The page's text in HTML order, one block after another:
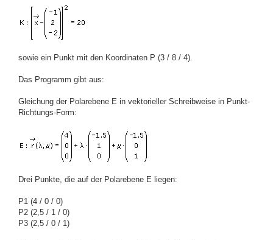
sowie ein Punkt mit den Koordinaten P (3 / 8 / 4).
Das Programm gibt aus:
Gleichung der Polarebene E in vektorieller Schreibweise in Punkt-
Richtungs-Form:
Drei Punkte, die auf der Polarebene E liegen:
P1 (4 / 0 / 0)
P2 (2,5 / 1 / 0)
P3 (2,5 / 0 / 1)